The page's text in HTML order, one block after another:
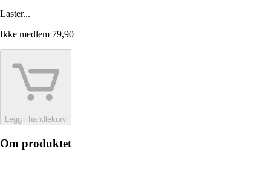
Laster...
Ikke medlem 79,90
Legg i handlekurv
Om produktet